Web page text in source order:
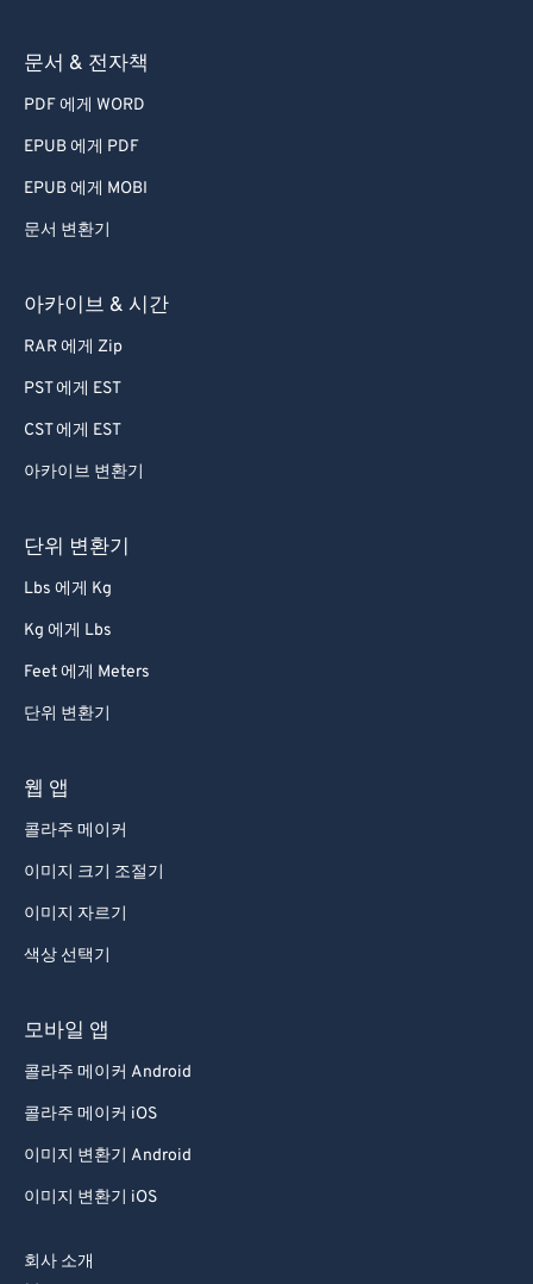
문서 & 전자책
PDF 에게 WORD
EPUB 에게 PDF
EPUB 에게 MOBI
문서 변환기
아카이브 & 시간
RAR 에게 Zip
PST 에게 EST
CST 에게 EST
아카이브 변환기
단위 변환기
Lbs 에게 Kg
Kg 에게 Lbs
Feet 에게 Meters
단위 변환기
웹 앱
콜라주 메이커
이미지 크기 조절기
이미지 자르기
색상 선택기
모바일 앱
콜라주 메이커 Android
콜라주 메이커 iOS
이미지 변환기 Android
이미지 변환기 iOS
회사 소개